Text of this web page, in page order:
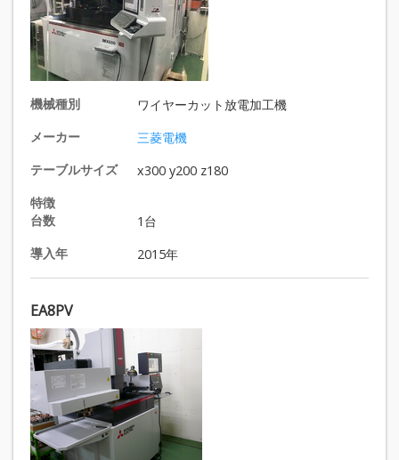
機械種別
ワイヤーカット放電加工機
メーカー
三菱電機
テーブルサイズ
x300 y200 z180
特徴
台数
1台
導入年
2015年
EA8PV